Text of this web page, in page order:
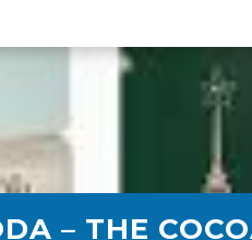
– THE